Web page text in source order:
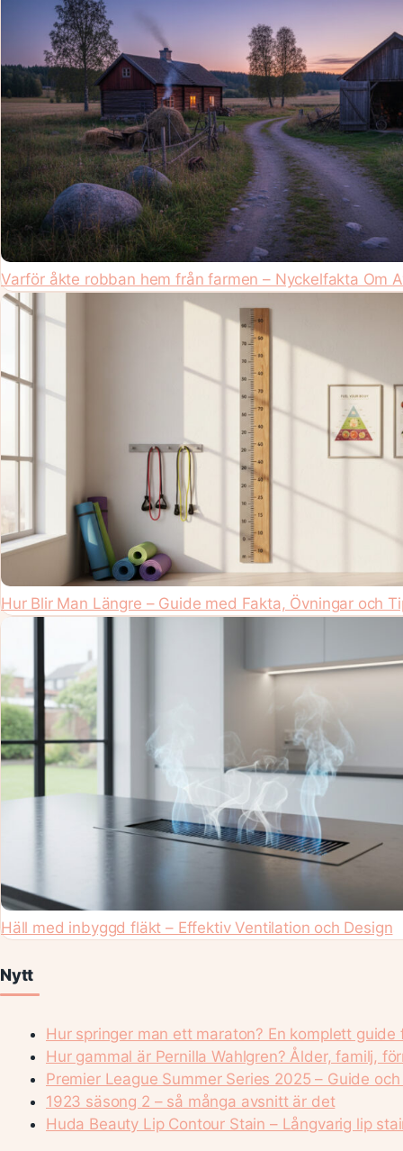
Varför åkte robban hem från farmen – Nyckelfakta Om
Hur Blir Man Längre – Guide med Fakta, Övningar och
Häll med inbyggd fläkt – Effektiv Ventilation och Design
Nytt
Hur springer man ett maraton? En komplett guide
Hur gammal är Pernilla Wahlgren? Ålder, familj,
Premier League Summer Series 2025 – Guide
1923 säsong 2 – så många avsnitt är det
Huda Beauty Lip Contour Stain – Långvarig lip